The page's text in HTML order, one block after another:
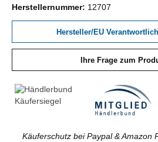
Herstellernummer: 12707
Hersteller/EU
Ihre Frage zum
Käuferschutz bei Paypal & Amazon